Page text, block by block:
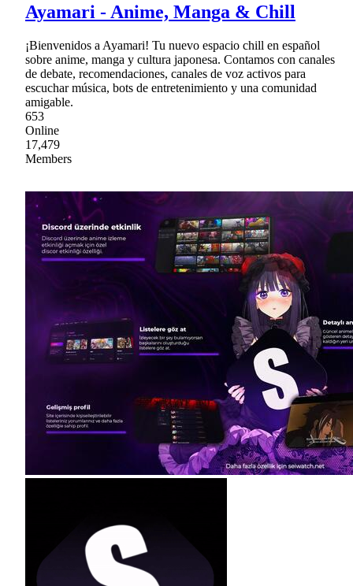
Ayamari - Anime, Manga & Chill
¡Bienvenidos a Ayamari! Tu nuevo espacio chill en español
sobre anime, manga y cultura japonesa. Contamos con canales
de debate, recomendaciones, canales de voz activos para
escuchar música, bots de entretenimiento y una comunidad
amigable.
653
Online
17,479
Members